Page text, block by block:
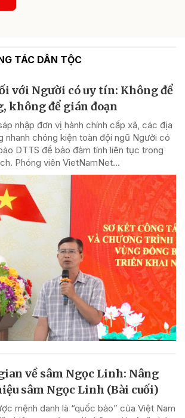
TÁC DÂN TỘC
với Người có uy tín: Không để
không để gián đoạn
nhập đơn vị hành chính cấp xã, các địa
nhanh chóng kiện toàn đội ngũ Người có
DTTS để bảo đảm tính liên tục trong
Phóng viên VietNamNet...
về sâm Ngọc Linh: Nâng
sâm Ngọc Linh (Bài cuối)
mệnh danh là “quốc bảo” của Việt Nam